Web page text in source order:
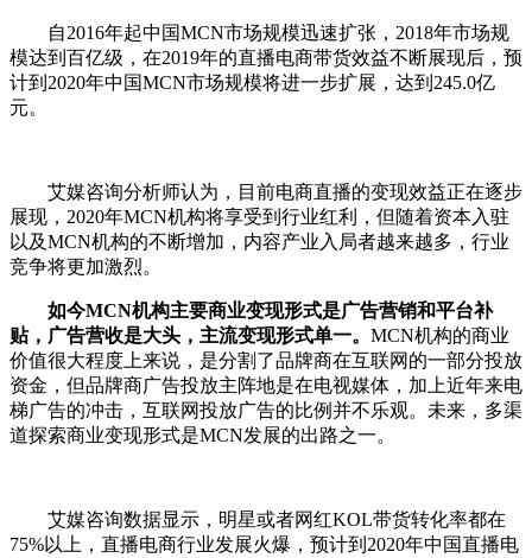
自2016年起中国MCN市场规模迅速扩张，2018年市场规
模达到百亿级，在2019年的直播电商带货效益不断展现后，预
计到2020年中国MCN市场规模将进一步扩展，达到245.0亿
元。
艾媒咨询分析师认为，目前电商直播的变现效益正在逐步
展现，2020年MCN机构将享受到行业红利，但随着资本入驻
以及MCN机构的不断增加，内容产业入局者越来越多，行业
竞争将更加激烈。
如今MCN机构主要商业变现形式是广告营销和平台补
贴，广告营收是大头，主流变现形式单一。 MCN机构的商业
价值很大程度上来说，是分割了品牌商在互联网的一部分投放
资金，但品牌商广告投放主阵地是在电视媒体，加上近年来电
梯广告的冲击，互联网投放广告的比例并不乐观。未来，多渠
道探索商业变现形式是MCN发展的出路之一。
艾媒咨询数据显示，明星或者网红KOL带货转化率都在
75%以上，直播电商行业发展火爆，预计到2020年中国直播电